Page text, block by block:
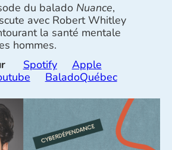
du balado Nuance,
avec Robert Whitley
la santé mentale
hommes.
Spotify
Apple
BaladoQuébec